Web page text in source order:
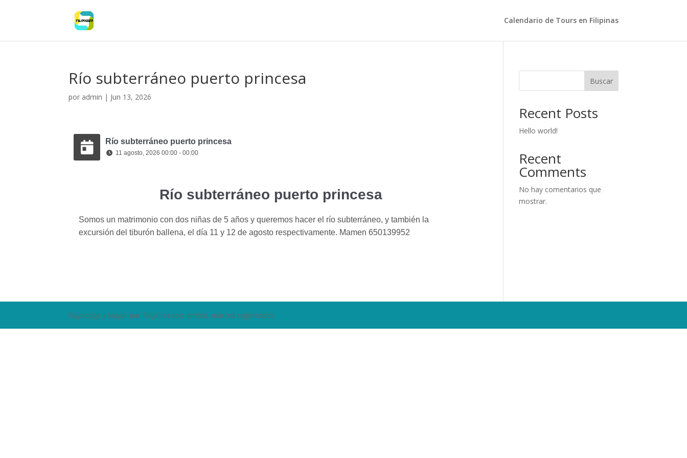
Calendario de Tours en Filipinas
Río subterráneo puerto princesa
por admin | Jun 13, 2026
Río subterráneo puerto princesa
11 agosto, 2026 00:00 - 00:00
Río subterráneo puerto princesa
Somos un matrimonio con dos niñas de 5 años y queremos hacer el río subterráneo, y también la
excursión del tiburón ballena, el día 11 y 12 de agosto respectivamente. Mamen 650139952
Buscar
Recent Posts
Hello world!
Recent
Comments
No hay comentarios que
mostrar.
Filipinapp y Viajar por Filipinas son, ambas, marcas registradas.